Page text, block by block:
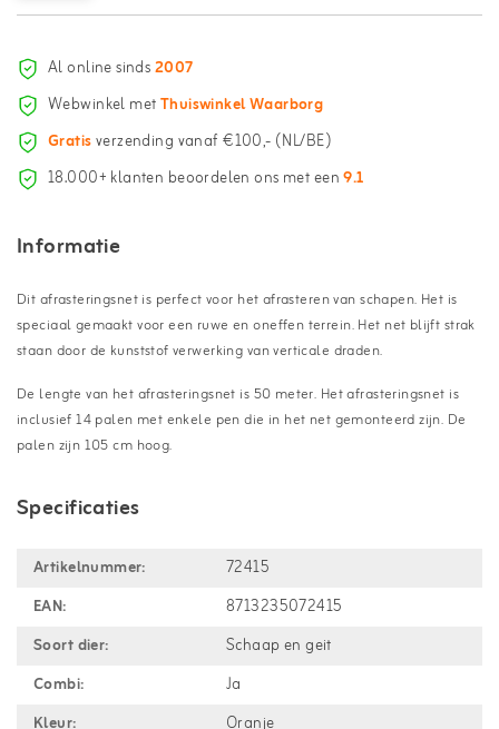
Al online sinds2007
Webwinkel metThuiswinkel Waarborg
Gratisverzending vanaf €100,- (NL/BE)
18.000+ klanten beoordelen ons met een9.1
Informatie
Dit afrasteringsnet is perfect voor het afrasteren van schapen. Het is
speciaal gemaakt voor een ruwe en oneffen terrein. Het net blijft strak
staan door de kunststof verwerking van verticale draden.
De lengte van het afrasteringsnet is 50 meter. Het afrasteringsnet is
inclusief 14 palen met enkele pen die in het net gemonteerd zijn. De
palen zijn 105 cm hoog.
Specificaties
Artikelnummer:
72415
EAN:
8713235072415
Soort dier:
Schaap en geit
Combi:
Ja
Kleur:
Oranje